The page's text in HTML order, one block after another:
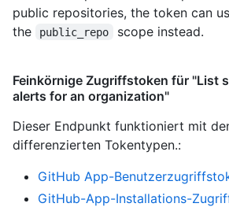
public repositories, the token can
the
public_repo scope instead.
Feinkörnige Zugriffstoken für "List
alerts for an organization"
Dieser Endpunkt funktioniert mit
differenzierten Tokentypen.:
GitHub App-
GitHub-App-Installations-